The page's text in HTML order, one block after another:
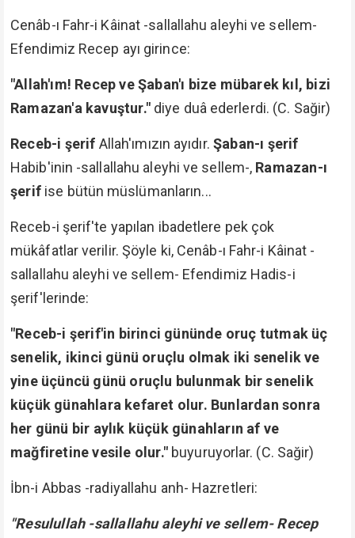
Cenâb-ı Fahr-i Kâinat -sallallahu aleyhi ve sellem-
Efendimiz Recep ayı girince:
"Allah'ım! Recep ve Şaban'ı bize mübarek kıl, bizi
Ramazan'a kavuştur." diye duâ ederlerdi. (C. Sağir)
Receb-i şerif Allah'ımızın ayıdır. Şaban-ı şerif
Habib'inin -sallallahu aleyhi ve sellem-, Ramazan-ı
şerif ise bütün müslümanların...
Receb-i şerif'te yapılan ibadetlere pek çok
mükâfatlar verilir. Şöyle ki, Cenâb-ı Fahr-i Kâinat -
sallallahu aleyhi ve sellem- Efendimiz Hadis-i
şerif'lerinde:
"Receb-i şerif'in birinci gününde oruç tutmak üç
senelik, ikinci günü oruçlu olmak iki senelik ve
yine üçüncü günü oruçlu bulunmak bir senelik
küçük günahlara kefaret olur. Bunlardan sonra
her günü bir aylık küçük günahların af ve
mağfiretine vesile olur." buyuruyorlar. (C. Sağir)
İbn-i Abbas -radiyallahu anh- Hazretleri:
"Resulullah -sallallahu aleyhi ve sellem- Recep